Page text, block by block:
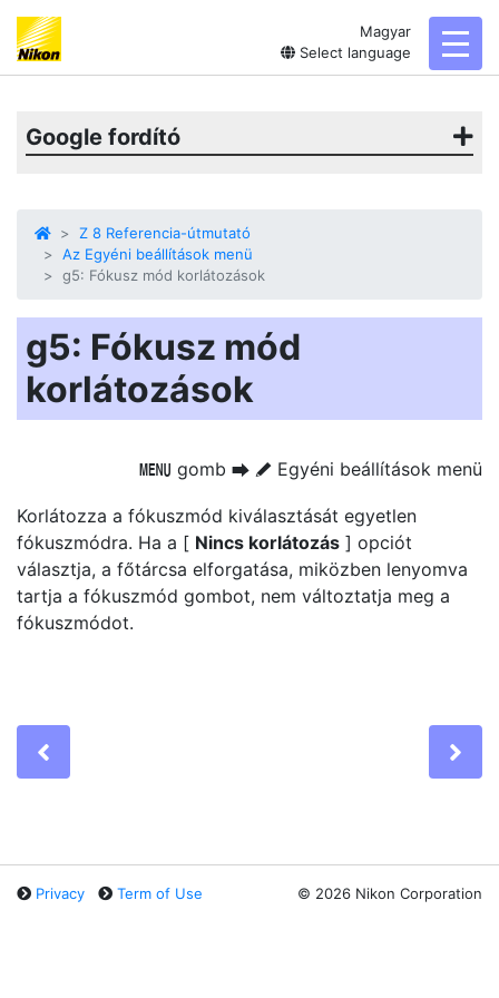
Magyar
Select language
Google fordító
Z 8 Referencia-útmutató
Az Egyéni beállítások menü
g5: Fókusz mód korlátozások
g5: Fókusz mód
korlátozások
G gomb U A Egyéni beállítások menü
Korlátozza a fókuszmód kiválasztását egyetlen
fókuszmódra. Ha a [ Nincs korlátozás ] opciót
választja, a főtárcsa elforgatása, miközben lenyomva
tartja a fókuszmód gombot, nem változtatja meg a
fókuszmódot.
Privacy Term of Use © 2026 Nikon Corporation